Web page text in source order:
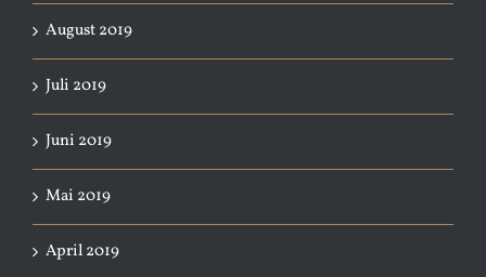
August 2019
Juli 2019
Juni 2019
Mai 2019
April 2019